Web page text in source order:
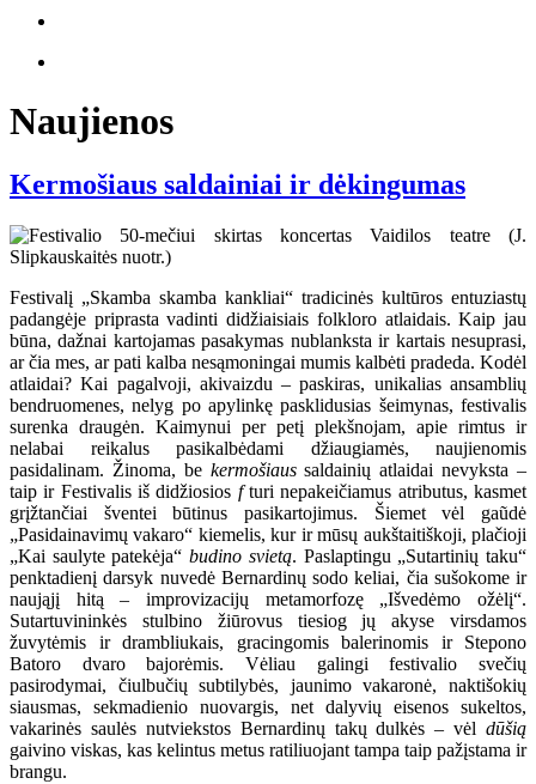
Naujienos
Kermošiaus saldainiai ir dėkingumas
Festivalį „Skamba skamba kankliai“ tradicinės kultūros entuziastų
padangėje priprasta vadinti didžiaisiais folkloro atlaidais. Kaip jau
būna, dažnai kartojamas pasakymas nublanksta ir kartais nesuprasi,
ar čia mes, ar pati kalba nesąmoningai mumis kalbėti pradeda. Kodėl
atlaidai? Kai pagalvoji, akivaizdu – paskiras, unikalias ansamblių
bendruomenes, nelyg po apylinkę pasklidusias šeimynas, festivalis
surenka draugėn. Kaimynui per petį plekšnojam, apie rimtus ir
nelabai reikalus pasikalbėdami džiaugiamės, naujienomis
pasidalinam. Žinoma, be kermošiaussaldainių atlaidai nevyksta –
taip ir Festivalis iš didžiosios fturi nepakeičiamus atributus, kasmet
grįžtančiai šventei būtinus pasikartojimus. Šiemet vėl gaũdė
„Pasidainavimų vakaro“ kiemelis, kur ir mūsų aukštaitiškoji, plačioji
„Kai saulyte patekėja“budino svietą. Paslaptingu „Sutartinių taku“
penktadienį darsyk nuvedė Bernardinų sodo keliai, čia sušokome ir
naująjį hitą – improvizacijų metamorfozę „Išvedėmo ožėlį“.
Sutartuvininkės stulbino žiūrovus tiesiog jų akyse virsdamos
žuvytėmis ir drambliukais, gracingomis balerinomis ir Stepono
Batoro dvaro bajorėmis. Vėliau galingi festivalio svečių
pasirodymai, čiulbučių subtilybės, jaunimo vakaronė, naktišokių
siausmas, sekmadienio nuovargis, net dalyvių eisenos sukeltos,
vakarinės saulės nutviekstos Bernardinų takų dulkės – vėl dūšią
gaivino viskas, kas kelintus metus ratiliuojant tampa taip pažįstama ir
brangu.